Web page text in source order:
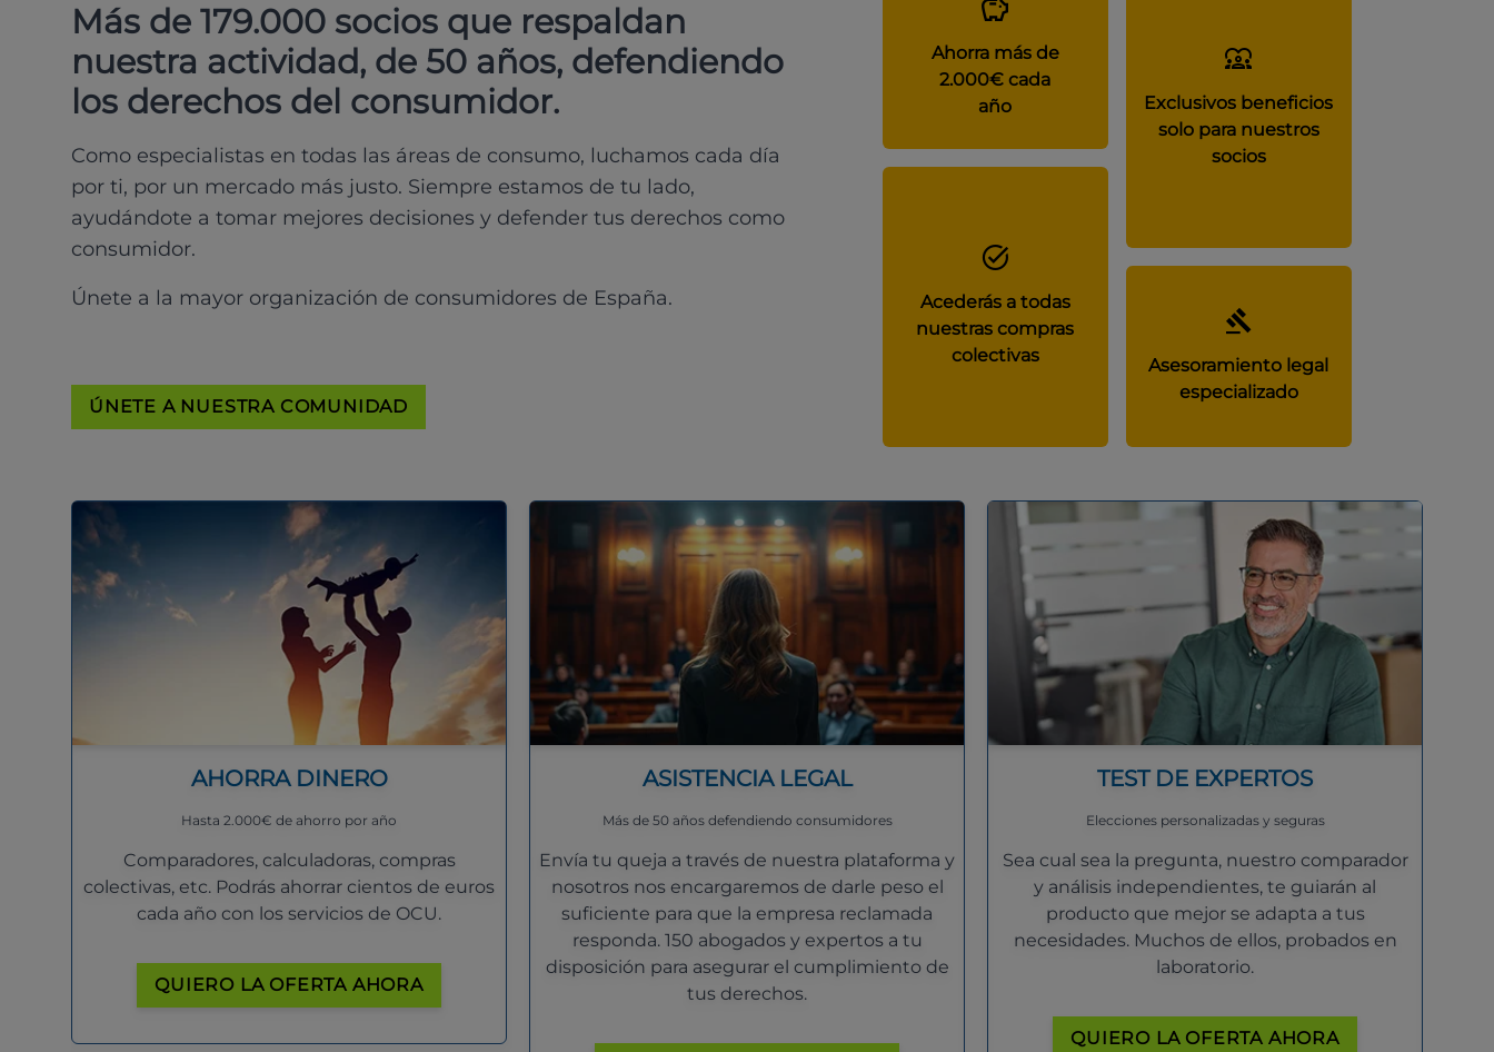
Más de 179.000 socios que respaldan
nuestra actividad, de 50 años, defendiendo
los derechos del consumidor.
Como especialistas en todas las áreas de consumo, luchamos cada día
por ti, por un mercado más justo. Siempre estamos de tu lado,
ayudándote a tomar mejores decisiones y defender tus derechos como
consumidor.
Únete a la mayor organización de consumidores de España.
ÚNETE A NUESTRA COMUNIDAD
Ahorra más de
2.000€ cada
año
Exclusivos beneficios
solo para nuestros
socios
Acederás a todas
nuestras compras
colectivas
Asesoramiento legal
especializado
AHORRA DINERO
Hasta 2.000€ de ahorro por año
Comparadores, calculadoras, compras
colectivas, etc. Podrás ahorrar cientos de euros
cada año con los servicios de OCU.
QUIERO LA OFERTA AHORA
ASISTENCIA LEGAL
Más de 50 años defendiendo consumidores
Envía tu queja a través de nuestra plataforma y
nosotros nos encargaremos de darle peso el
suficiente para que la empresa reclamada
responda. 150 abogados y expertos a tu
disposición para asegurar el cumplimiento de
tus derechos.
TEST DE EXPERTOS
Elecciones personalizadas y seguras
Sea cual sea la pregunta, nuestro comparador
y análisis independientes, te guiarán al
producto que mejor se adapta a tus
necesidades. Muchos de ellos, probados en
laboratorio.
QUIERO LA OFERTA AHORA